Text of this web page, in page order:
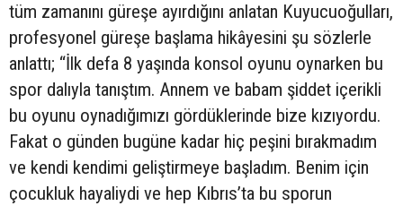
tüm zamanını güreşe ayırdığını anlatan Kuyucuoğulları,
profesyonel güreşe başlama hikâyesini şu sözlerle
anlattı; “İlk defa 8 yaşında konsol oyunu oynarken bu
spor dalıyla tanıştım. Annem ve babam şiddet içerikli
bu oyunu oynadığımızı gördüklerinde bize kızıyordu.
Fakat o günden bugüne kadar hiç peşini bırakmadım
ve kendi kendimi geliştirmeye başladım. Benim için
çocukluk hayaliydi ve hep Kıbrıs’ta bu sporun